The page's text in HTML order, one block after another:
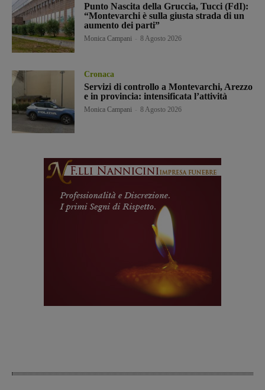
Punto Nascita della Gruccia, Tucci (FdI):
“Montevarchi è sulla giusta strada di un
aumento dei parti”
Monica Campani 8 Agosto 2026
Cronaca
Servizi di controllo a Montevarchi, Arezzo
e in provincia: intensificata l’attività
Monica Campani 8 Agosto 2026